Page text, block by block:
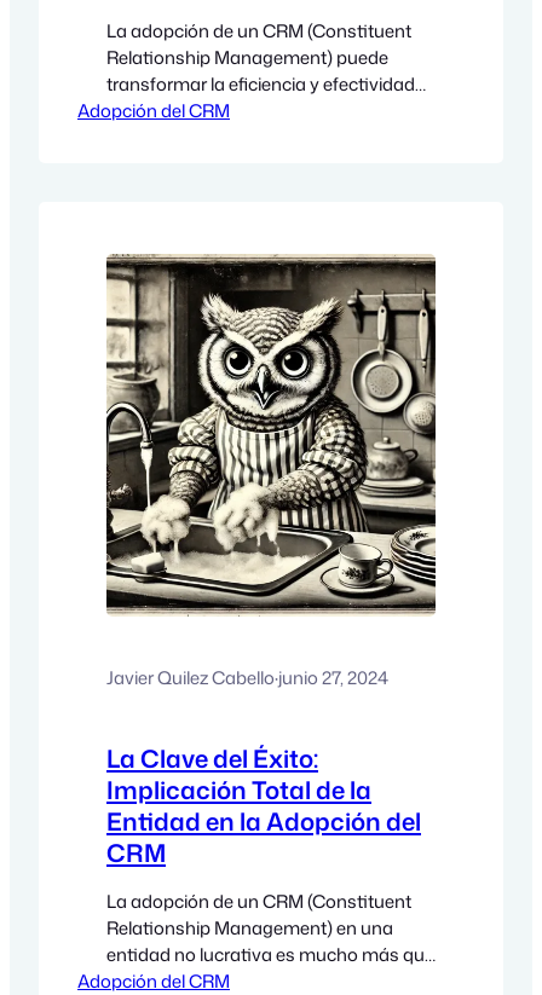
La adopción de un CRM (Constituent
Relationship Management) puede
transformar la eficiencia y efectividad
de una entidad no lucrativa. Sin
aborda estrategias prácticas para
mejorar la adopción del CRM y superar
la resistencia al…
Adopción del CRM
Javier Quilez Cabello·junio 27, 2024
La Clave del Éxito:
Implicación Total de la
Entidad en la Adopción del
CRM
La adopción de un CRM (Constituent
Relationship Management) en una
entidad no lucrativa es mucho más que
una simple actualización tecnológica;
Adopción del CRM